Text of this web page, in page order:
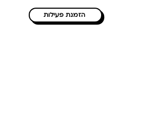
הזמנת פעילות